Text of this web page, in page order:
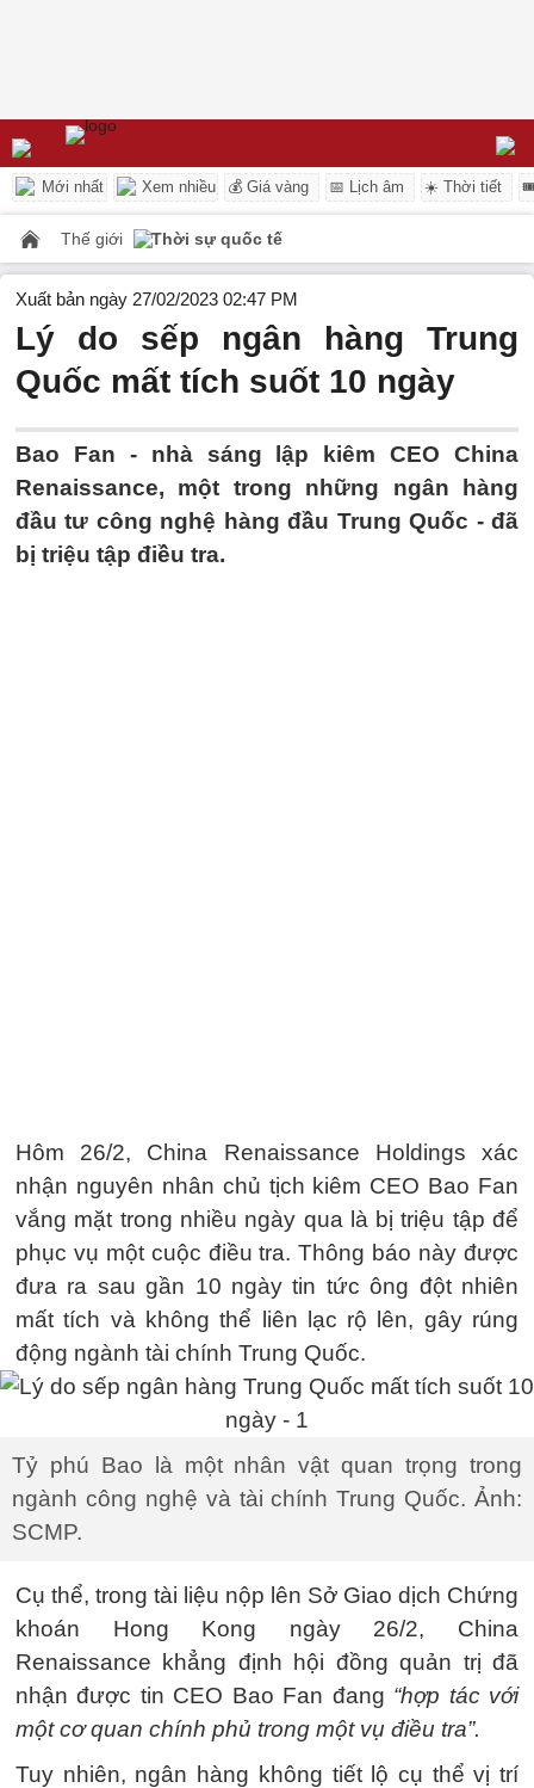
Mới nhất Xem nhiều 💰 Giá vàng 📅 Lịch âm ☀️ Thời tiết
Thế giới Thời sự quốc tế
Xuất bản ngày 27/02/2023 02:47 PM
Lý do sếp ngân hàng Trung
Quốc mất tích suốt 10 ngày
Bao Fan - nhà sáng lập kiêm CEO China
Renaissance, một trong những ngân hàng
đầu tư công nghệ hàng đầu Trung Quốc - đã
bị triệu tập điều tra.
Hôm 26/2, China Renaissance Holdings xác
nhận nguyên nhân chủ tịch kiêm CEO Bao Fan
vắng mặt trong nhiều ngày qua là bị triệu tập để
phục vụ một cuộc điều tra. Thông báo này được
đưa ra sau gần 10 ngày tin tức ông đột nhiên
mất tích và không thể liên lạc rộ lên, gây rúng
động ngành tài chính Trung Quốc.
Tỷ phú Bao là một nhân vật quan trọng trong
ngành công nghệ và tài chính Trung Quốc. Ảnh:
SCMP.
Cụ thể, trong tài liệu nộp lên Sở Giao dịch Chứng
khoán Hong Kong ngày 26/2, China
Renaissance khẳng định hội đồng quản trị đã
nhận được tin CEO Bao Fan đang “hợp tác với
một cơ quan chính phủ trong một vụ điều tra”.
Tuy nhiên, ngân hàng không tiết lộ cụ thể vị trí